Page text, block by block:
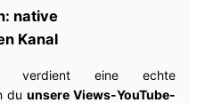
native
Kanal
verdient eine echte
du unsere Views-YouTube-